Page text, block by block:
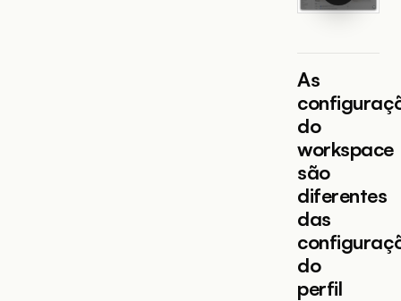
As
do
workspace
são
diferentes
das
do
perfil